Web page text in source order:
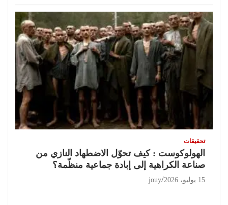
تحقيقات
الهولوكوست : كيف تحوّل الاضطهاد النازي من
صناعة الكراهية إلى إبادة جماعية منظّمة؟
15 يوليو، 2026 jouy